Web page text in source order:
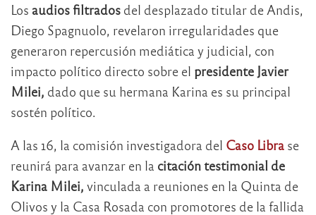
Los audios filtrados del desplazado titular de Andis,
Diego Spagnuolo, revelaron irregularidades que
generaron repercusión mediática y judicial, con
impacto político directo sobre el presidente Javier
Milei, dado que su hermana Karina es su principal
sostén político.
A las 16, la comisión investigadora del Caso Libra se
reunirá para avanzar en la citación testimonial de
Karina Milei, vinculada a reuniones en la Quinta de
Olivos y la Casa Rosada con promotores de la fallida